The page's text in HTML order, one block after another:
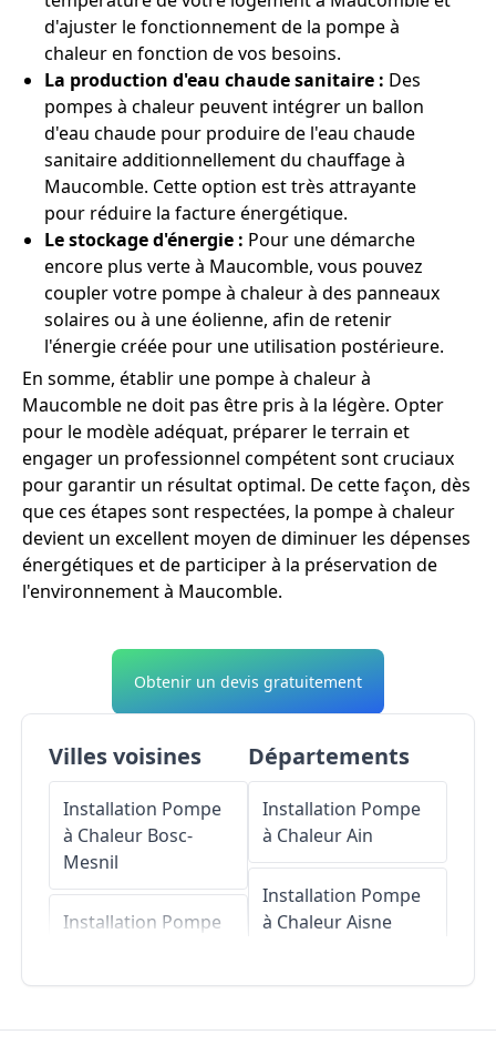
d'ajuster le fonctionnement de la pompe à
chaleur en fonction de vos besoins.
La production d'eau chaude sanitaire : Des
pompes à chaleur peuvent intégrer un ballon
d'eau chaude pour produire de l'eau chaude
sanitaire additionnellement du chauffage à
Maucomble. Cette option est très attrayante
pour réduire la facture énergétique.
Le stockage d'énergie : Pour une démarche
encore plus verte à Maucomble, vous pouvez
coupler votre pompe à chaleur à des panneaux
solaires ou à une éolienne, afin de retenir
l'énergie créée pour une utilisation postérieure.
En somme, établir une pompe à chaleur à
Maucomble ne doit pas être pris à la légère. Opter
pour le modèle adéquat, préparer le terrain et
engager un professionnel compétent sont cruciaux
pour garantir un résultat optimal. De cette façon, dès
que ces étapes sont respectées, la pompe à chaleur
devient un excellent moyen de diminuer les dépenses
énergétiques et de participer à la préservation de
l'environnement à Maucomble.
Obtenir un devis gratuitement
Villes voisines
Installation Pompe
à Chaleur Bosc-
Mesnil
Installation Pompe
Installation Pompe
Départements
Installation Pompe
à ChaleurAin
Installation Pompe
à ChaleurAisne
Installation Pompe